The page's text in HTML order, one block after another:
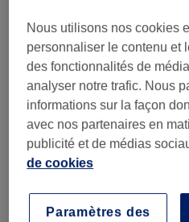
Trouver les meilleurs
autour de vous
Recherchez
Voir plus
Nous utilisons nos cookies
personnaliser le contenu et
des fonctionnalités de
analyser notre trafic. Nous
informations sur la façon
avec nos partenaires en
publicité et de médias
de cookies
Paramètres des